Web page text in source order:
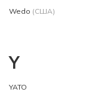
Wedo (США)
Y
YATO